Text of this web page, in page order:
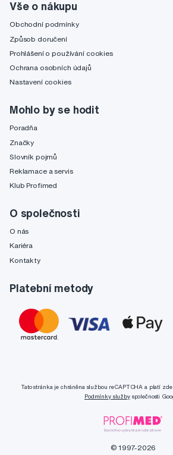
Vše o nákupu
Obchodní podmínky
Způsob doručení
Prohlášení o používání cookies
Ochrana osobních údajů
Nastavení cookies
Mohlo by se hodit
Poradňa
Značky
Slovník pojmů
Reklamace a servis
Klub Profimed
O společnosti
O nás
Kariéra
Kontakty
Platební metody
Tato stránka je chráněna službou reCAPTCHA a platí zde
Podmínky službyspolečnosti
© 1997-2026